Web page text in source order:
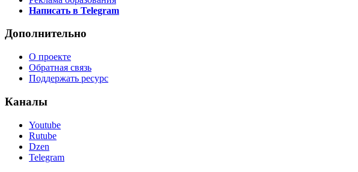
Написать в Telegram
Дополнительно
О проекте
Обратная связь
Поддержать ресурс
Каналы
Youtube
Rutube
Dzen
Telegram